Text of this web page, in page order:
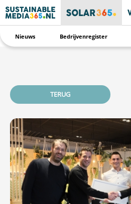
Nieuws Bedrijvenregister
TERUG